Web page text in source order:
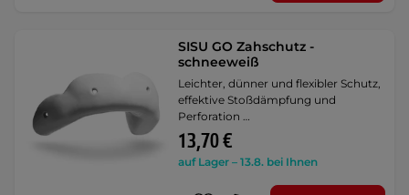
SISU GO Zahschutz -
schneeweiß
Leichter, dünner und flexibler Schutz,
effektive Stoßdämpfung und
Perforation …
13,70 €
auf Lager – 13.8. bei Ihnen